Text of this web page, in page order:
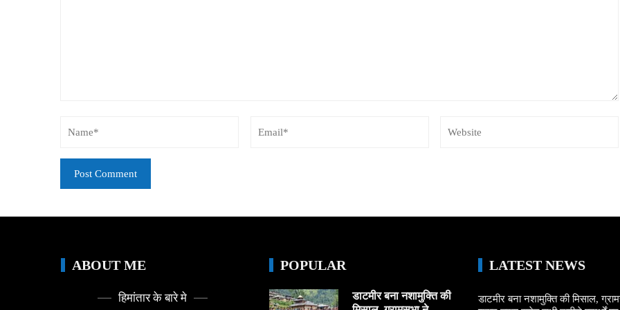
ABOUT ME
हिमांतार के बारे मे
POPULAR
डाटमीर बना नशामुक्ति की
LATEST NEWS
डाटमीर बना नशामुक्ति की मिसाल,